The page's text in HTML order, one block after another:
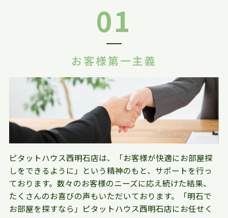
01
お客様第一主義
ピタットハウス西明石店は、「お客様が快適にお部屋探
しをできるように」という精神のもと、サポートを行っ
ております。数々のお客様のニーズに応え続けた結果、
たくさんのお喜びの声もいただいております。「明石で
お部屋を探すなら」ピタットハウス西明石店にお任せく